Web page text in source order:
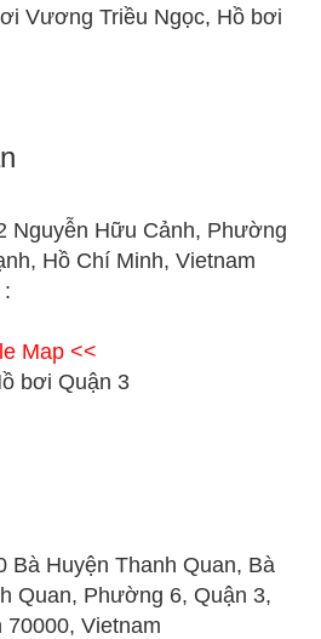
Vương Triều Ngọc, Hồ bơi
Nguyễn Hữu Cảnh, Phường
Hồ Chí Minh, Vietnam
:
Map <<
bơi Quận 3
Bà Huyện Thanh Quan, Bà
Quan, Phường 6, Quận 3,
70000, Vietnam